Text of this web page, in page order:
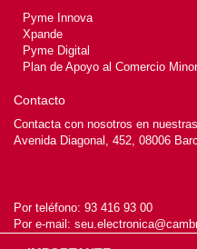
Pyme Innova
Xpande
Pyme Digital
Plan de Apoyo al Comercio
Contacto
Contacta con nosotros en
Avenida Diagonal, 452, 08006
Por teléfono: 93 416 93 00
Por e-mail: